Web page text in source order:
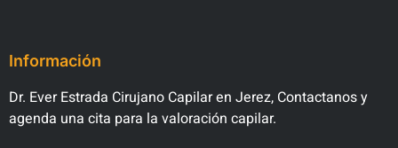
Información
Dr. Ever Estrada Cirujano Capilar en Jerez, Contactanos y
agenda una cita para la valoración capilar.